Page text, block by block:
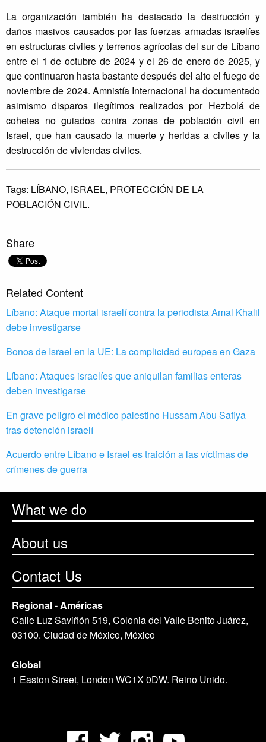
La organización también ha destacado la destrucción y
daños masivos causados por las fuerzas armadas israelíes
en estructuras civiles y terrenos agrícolas del sur de Líbano
entre el 1 de octubre de 2024 y el 26 de enero de 2025, y
que continuaron hasta bastante después del alto el fuego de
noviembre de 2024. Amnistía Internacional ha documentado
asimismo disparos ilegítimos realizados por Hezbolá de
cohetes no guiados contra zonas de población civil en
Israel, que han causado la muerte y heridas a civiles y la
destrucción de viviendas civiles.
Tags: LÍBANO, ISRAEL, PROTECCIÓN DE LA
POBLACIÓN CIVIL.
Share
Related Content
Líbano: Ataque mortal israelí contra la periodista Amal Khalil
debe investigarse
Bonos de Israel en la UE: La complicidad europea en Gaza
Líbano: Ataques israelíes que aniquilan familias enteras
deben investigarse
En grave peligro el médico palestino Hussam Abu Safiya
tras detención israelí
Acuerdo entre Líbano e Israel es traición a las víctimas de
crímenes de guerra
What we do
About us
Contact Us
Regional - Américas
Calle Luz Saviñón 519, Colonia del Valle Benito Juárez,
03100. Ciudad de México, México
Global
1 Easton Street, London WC1X 0DW. Reino Unido.